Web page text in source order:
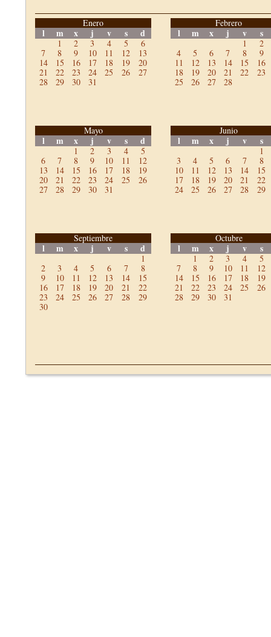
Enero
l m x j v s d
1 2 3 4 5
6
7
8 9 10 11 12
13
14
15 16 17 18 19
20
21
22 23 24 25 26
27
28
29 30 31
Febrero
l m x j v s
1
2
4
5 6 7 8
9
11
12 13 14 15
16
18
19 20 21 22
23
25
26 27 28
Mayo
l m x j v s d
1 2 3 4
5
6
7 8 9 10 11
12
13
14 15 16 17 18
19
20
21 22 23 24 25
26
27
28 29 30 31
Junio
l m x j v s
1
3
4 5 6 7
8
10
11 12 13 14
15
17
18 19 20 21
22
24
25 26 27 28 29
Septiembre
l m x j v s d
1
2
3 4 5 6 7
8
9
10 11 12 13 14
15
16
17 18 19 20 21
22
23
24 25 26 27 28
29
30
Octubre
l m x j v s
1 2 3 4
5
7
8 9 10 11
12
14
15 16 17 18
19
21
22 23 24 25
26
28
29 30 31